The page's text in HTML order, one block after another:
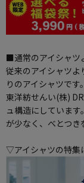
■通常のアイシャツ
従来のアイシャツ
りのアイシャツです。
東洋紡せんい(株)
ュ構造にしていま
が少なく、べとつき
▽アイシャツの特集